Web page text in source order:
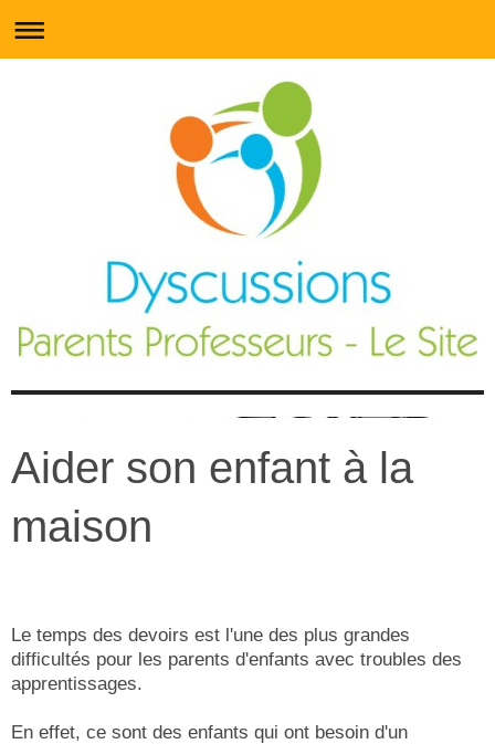
Aider son enfant à la
maison
Le temps des devoirs est l'une des plus grandes
difficultés pour les parents d'enfants avec troubles des
apprentissages.
En effet, ce sont des enfants qui ont besoin d'un